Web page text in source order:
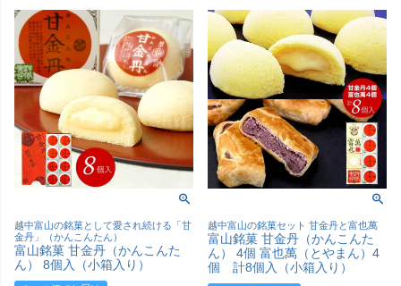
越中富山の銘菓として愛され続ける「甘
金丹」（かんこんたん）
富山銘菓 甘金丹（かんこんた
ん） 8個入（小箱入り）
越中富山の銘菓セット 甘金丹と富也萬
富山銘菓 甘金丹（かんこんた
ん） 4個 富也萬（とやまん）4
個 計8個入（小箱入り）